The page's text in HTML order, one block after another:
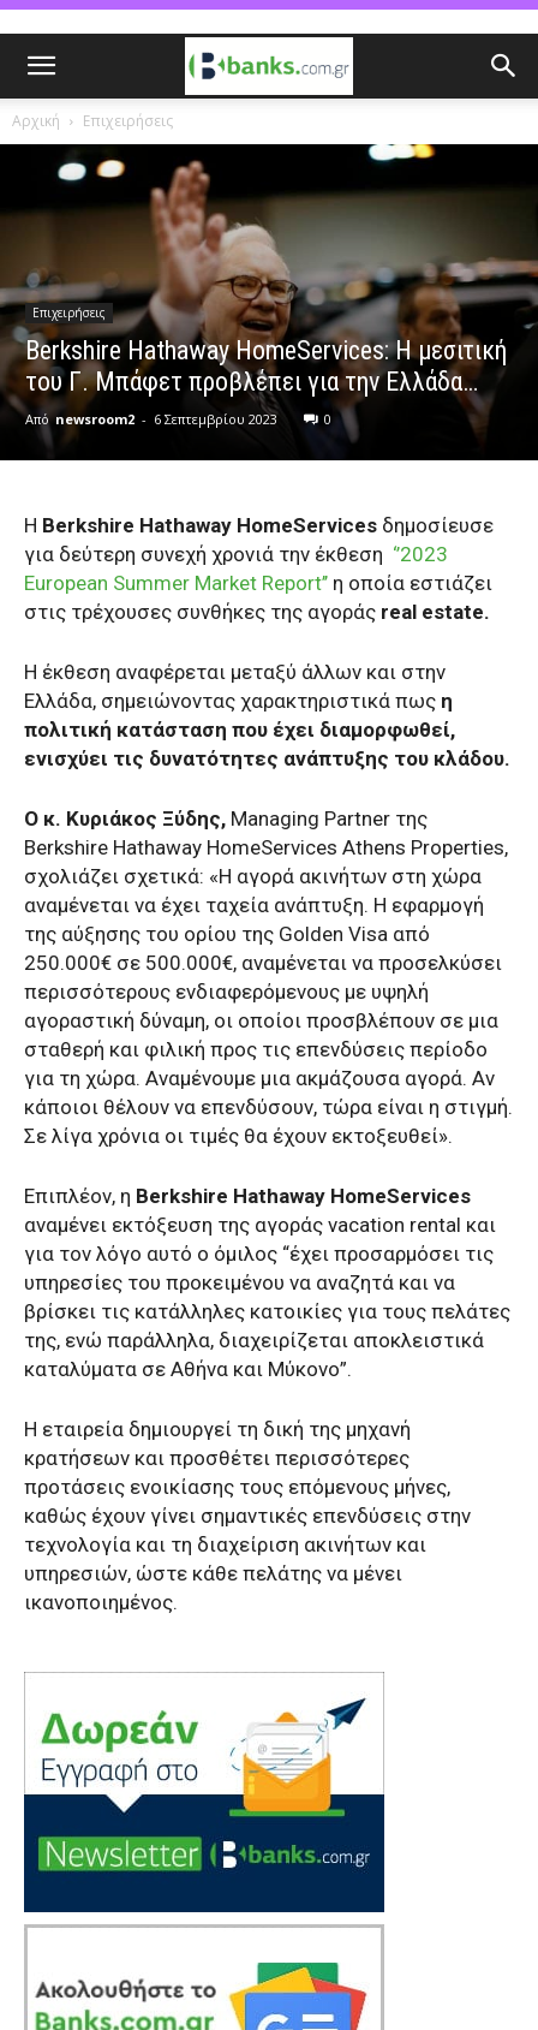
Αρχική Επιχειρήσεις
Επιχειρήσεις
Berkshire Hathaway HomeServices: Η μεσιτική
του Γ. Μπάφετ προβλέπει για την Ελλάδα…
Από newsroom2 - 6 Σεπτεμβρίου 2023 0
H Berkshire Hathaway HomeServices δημοσίευσε
για δεύτερη συνεχή χρονιά την έκθεση ‘’2023
European Summer Market Report’’ η οποία εστιάζει
στις τρέχουσες συνθήκες της αγοράς real estate.
H έκθεση αναφέρεται μεταξύ άλλων και στην
Ελλάδα, σημειώνοντας χαρακτηριστικά πως η
πολιτική κατάσταση που έχει διαμορφωθεί,
ενισχύει τις δυνατότητες ανάπτυξης του κλάδου.
Ο κ. Κυριάκος Ξύδης, Managing Partner της
Berkshire Hathaway HomeServices Athens Properties,
σχολιάζει σχετικά: «H αγορά ακινήτων στη χώρα
αναμένεται να έχει ταχεία ανάπτυξη. Η εφαρμογή
της αύξησης του ορίου της Golden Visa από
250.000€ σε 500.000€, αναμένεται να προσελκύσει
περισσότερους ενδιαφερόμενους με υψηλή
αγοραστική δύναμη, οι οποίοι προσβλέπουν σε μια
σταθερή και φιλική προς τις επενδύσεις περίοδο
για τη χώρα. Αναμένουμε μια ακμάζουσα αγορά. Αν
κάποιοι θέλουν να επενδύσουν, τώρα είναι η στιγμή.
Σε λίγα χρόνια οι τιμές θα έχουν εκτοξευθεί».
Eπιπλέον, η Berkshire Hathaway HomeServices
αναμένει εκτόξευση της αγοράς vacation rental και
για τον λόγο αυτό ο όμιλος “έχει προσαρμόσει τις
υπηρεσίες του προκειμένου να αναζητά και να
βρίσκει τις κατάλληλες κατοικίες για τους πελάτες
της, ενώ παράλληλα, διαχειρίζεται αποκλειστικά
καταλύματα σε Αθήνα και Μύκονο”.
Η εταιρεία δημιουργεί τη δική της μηχανή
κρατήσεων και προσθέτει περισσότερες
προτάσεις ενοικίασης τους επόμενους μήνες,
καθώς έχουν γίνει σημαντικές επενδύσεις στην
τεχνολογία και τη διαχείριση ακινήτων και
υπηρεσιών, ώστε κάθε πελάτης να μένει
ικανοποιημένος.